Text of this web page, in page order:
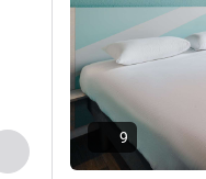
上一个 - 客房
9